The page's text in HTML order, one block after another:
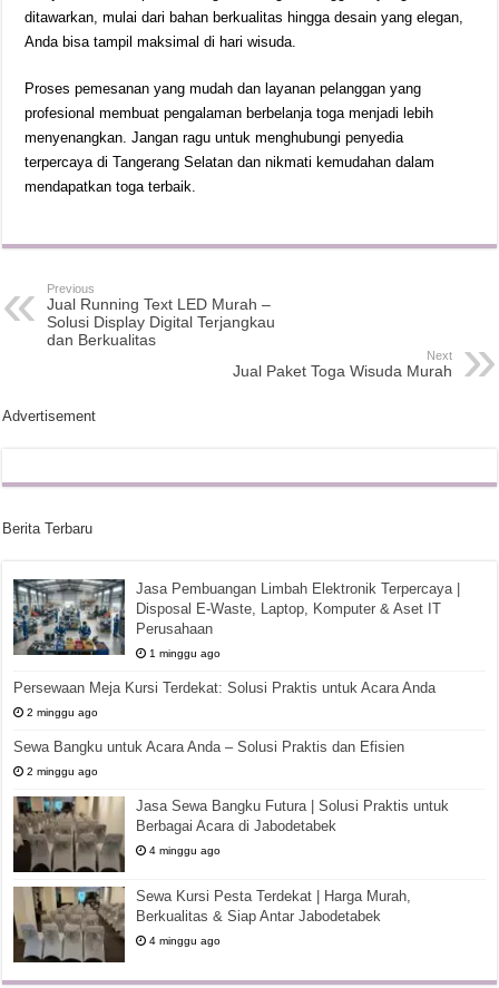
ditawarkan, mulai dari bahan berkualitas hingga desain yang elegan,
Anda bisa tampil maksimal di hari wisuda.
Proses pemesanan yang mudah dan layanan pelanggan yang
profesional membuat pengalaman berbelanja toga menjadi lebih
menyenangkan. Jangan ragu untuk menghubungi penyedia
terpercaya di Tangerang Selatan dan nikmati kemudahan dalam
mendapatkan toga terbaik.
Previous
Jual Running Text LED Murah –
Solusi Display Digital Terjangkau
dan Berkualitas
Next
Jual Paket Toga Wisuda Murah
Advertisement
Berita Terbaru
Jasa Pembuangan Limbah Elektronik Terpercaya |
Disposal E-Waste, Laptop, Komputer & Aset IT
Perusahaan
1 minggu ago
Persewaan Meja Kursi Terdekat: Solusi Praktis untuk Acara Anda
2 minggu ago
Sewa Bangku untuk Acara Anda – Solusi Praktis dan Efisien
2 minggu ago
Jasa Sewa Bangku Futura | Solusi Praktis untuk
Berbagai Acara di Jabodetabek
4 minggu ago
Sewa Kursi Pesta Terdekat | Harga Murah,
Berkualitas & Siap Antar Jabodetabek
4 minggu ago